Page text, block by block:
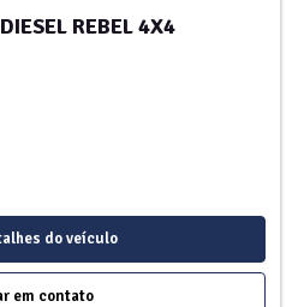
REBEL 4X4
do veículo
em contato